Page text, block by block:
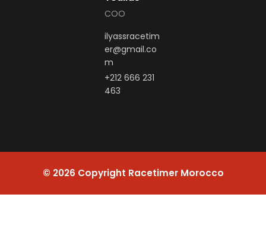
COO
ilyassracetim
er@gmail.co
m
+212 666 231
463
© 2026 Copyright Racetimer Morocco